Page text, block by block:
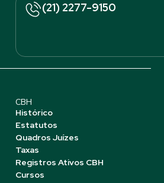
(21) 2277-9150
CBH
Histórico
Estatutos
Quadros Juízes
Taxas
Registros Ativos CBH
Cursos